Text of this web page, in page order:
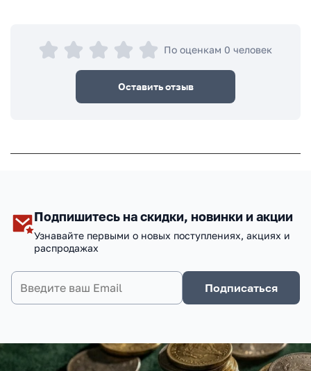
По оценкам 0 человек
Оставить отзыв
Подпишитесь на скидки, новинки и акции
Узнавайте первыми о новых поступлениях, акциях и
распродажах
Подписаться